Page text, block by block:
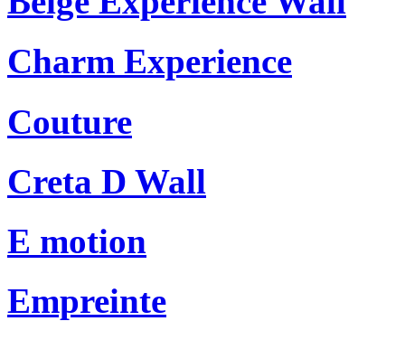
Charm Experience
Couture
Creta D Wall
E motion
Empreinte